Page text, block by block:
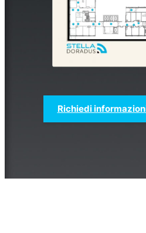
Richiedi